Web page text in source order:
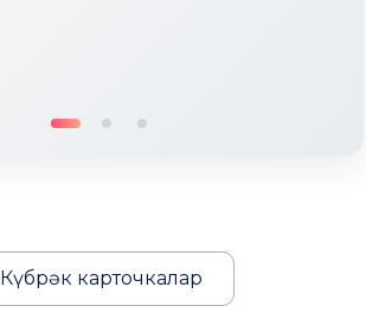
Күбрәк карточкалар